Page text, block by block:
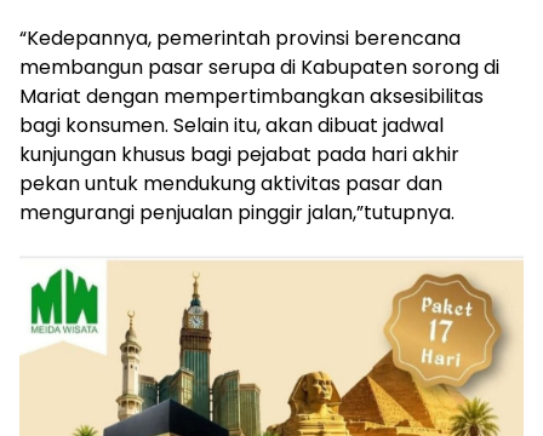
“Kedepannya, pemerintah provinsi berencana
membangun pasar serupa di Kabupaten sorong di
Mariat dengan mempertimbangkan aksesibilitas
bagi konsumen. Selain itu, akan dibuat jadwal
kunjungan khusus bagi pejabat pada hari akhir
pekan untuk mendukung aktivitas pasar dan
mengurangi penjualan pinggir jalan,”tutupnya.